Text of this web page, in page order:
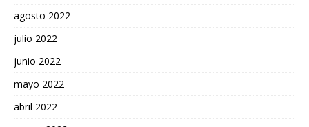
agosto 2022
julio 2022
junio 2022
mayo 2022
abril 2022